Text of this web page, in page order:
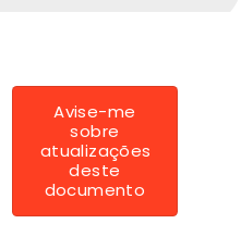
Avise-me
sobre
atualizações
deste
documento